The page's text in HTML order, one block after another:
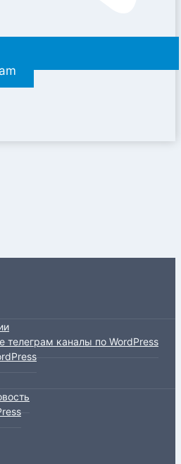
телеграм каналы по WordPress